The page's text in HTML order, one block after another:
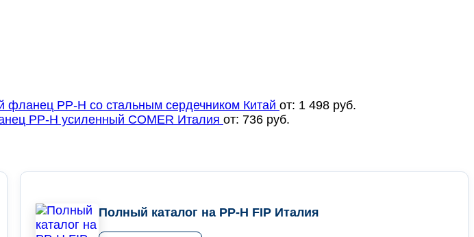
фланец PP-H со стальным сердечником Китай от: 1 498 руб.
PP-H усиленный COMER Италия от: 736 руб.
Полный каталог на PP-H FIP Италия